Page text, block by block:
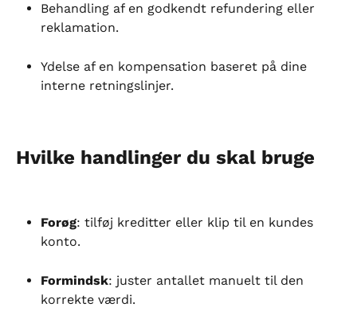
Behandling af en godkendt refundering eller
reklamation.
Ydelse af en kompensation baseret på dine
interne retningslinjer.
Hvilke handlinger du skal bruge
Forøg: tilføj kreditter eller klip til en kundes
konto.
Formindsk: juster antallet manuelt til den
korrekte værdi.